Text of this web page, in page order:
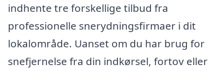
indhente tre forskellige tilbud fra
professionelle snerydningsfirmaer i dit
lokalområde. Uanset om du har brug for
snefjernelse fra din indkørsel, fortov eller